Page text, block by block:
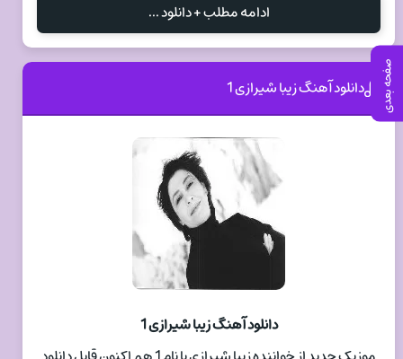
ادامه مطلب + دانلود ...
دانلود آهنگ زیبا شیرازی 1
دانلود آهنگ زیبا شیرازی 1
صفحه بعدی